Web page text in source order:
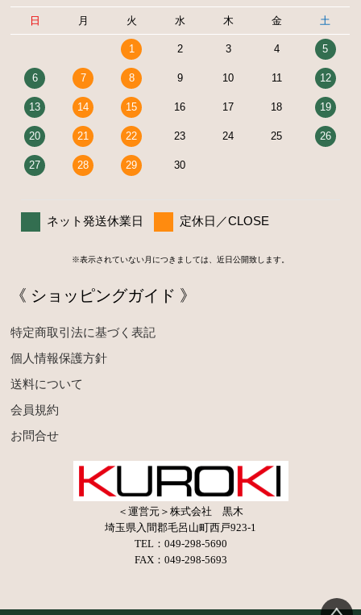
日 月 火 水 木 金 土
1 2 3 4 5
6 7 8 9 10 11 12
13 14 15 16 17 18 19
20 21 22 23 24 25 26
27 28 29 30
ネット発送休業日 定休日／CLOSE
※表示されていない月につきましては、近日公開致します。
《 ショッピングガイド 》
特定商取引法に基づく表記
個人情報保護方針
送料について
会員規約
お問合せ
＜運営元＞株式会社 黒木
埼玉県入間郡毛呂山町西戸923-1
TEL：049-298-5690
FAX：049-298-5693